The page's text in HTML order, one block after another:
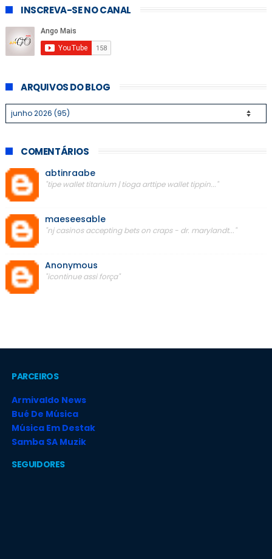
INSCREVA-SE NO CANAL
ARQUIVOS DO BLOG
COMENTÁRIOS
abtinraabe
"tipe wallet titanium | tioga arttipe wallet tippin..."
maeseesable
"nj casinos accepting bets on craps - dr. marylandt..."
Anonymous
"icontinue assi força"
PARCEIROS
Armivaldo News
Bué De Música
Música Em Destak
Samba SA Muzik
SEGUIDORES